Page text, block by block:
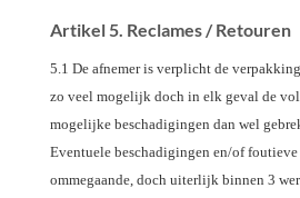
Artikel 5. Reclames / Retouren
5.1 De afnemer is verplicht de
zo veel mogelijk doch in elk geval de
mogelijke beschadigingen dan wel
Eventuele beschadigingen en/of
ommegaande, doch uiterlijk binnen 3